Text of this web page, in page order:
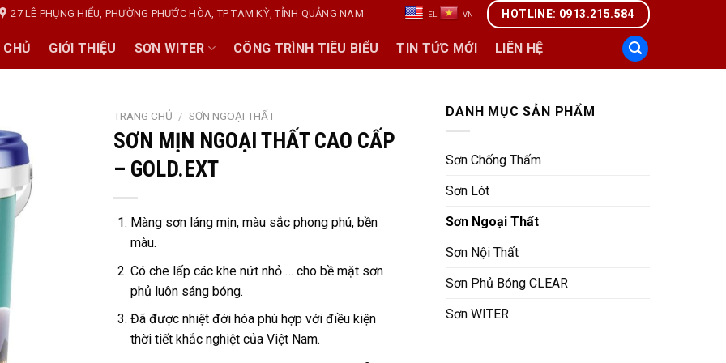
27 LÊ PHỤNG HIỂU, PHƯỜNG PHƯỚC HÒA, TP TAM KỲ, TỈNH QUẢNG NAM EL VN HOTLINE: 0913.215.584
GIỚI THIỆU SƠN WITER CÔNG TRÌNH TIÊU BIỂU TIN TỨC MỚI LIÊN HỆ
TRANG CHỦ / SƠN NGOẠI THẤT
SƠN MỊN NGOẠI THẤT CAO CẤP
– GOLD.EXT
Màng sơn láng mịn, màu sắc phong phú, bền
màu.
Có che lấp các khe nứt nhỏ … cho bề mặt sơn
phủ luôn sáng bóng.
Đã được nhiệt đới hóa phù hợp với điều kiện
thời tiết khắc nghiệt của Việt Nam.
DANH MỤC SẢN PHẨM
Sơn Chống Thấm
Sơn Lót
Sơn Ngoại Thất
Sơn Nội Thất
Sơn Phủ Bóng CLEAR
Sơn WITER